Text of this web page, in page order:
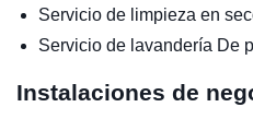
Servicio de limpieza en
Servicio de lavandería De
Instalaciones de